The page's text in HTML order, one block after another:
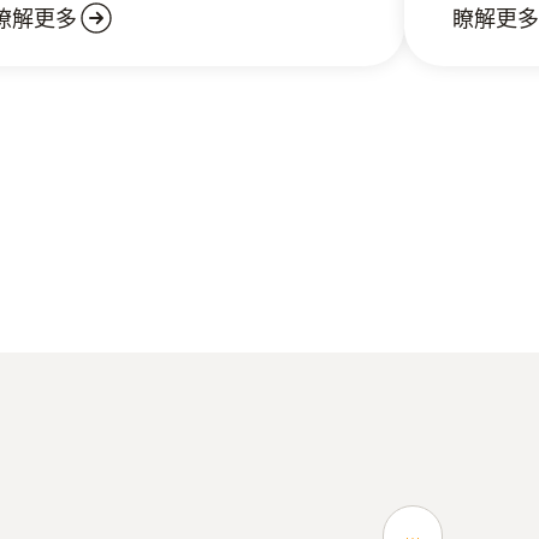
解更多 瞭解更多